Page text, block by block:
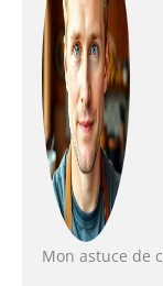
Mon astuce de